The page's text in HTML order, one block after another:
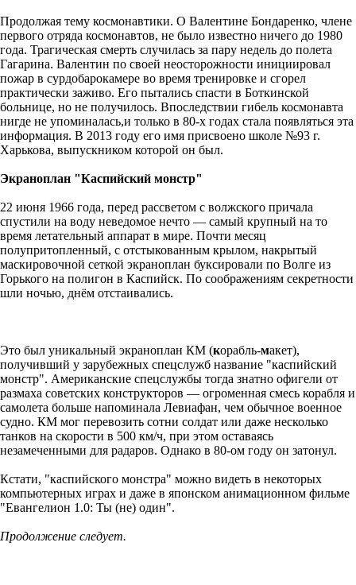
Продолжая тему космонавтики. О Валентине Бондаренко, члене
первого отряда космонавтов, не было известно ничего до 1980
года. Трагическая смерть случилась за пару недель до полета
Гагарина. Валентин по своей неосторожности инициировал
пожар в сурдобарокамере во время тренировке и сгорел
практически заживо. Его пытались спасти в Боткинской
больнице, но не получилось. Впоследствии гибель космонавта
нигде не упоминалась,и только в 80-х годах стала появляться эта
информация. В 2013 году его имя присвоено школе №93 г.
Харькова, выпускником которой он был.
Экраноплан "Каспийский монстр"
22 июня 1966 года, перед рассветом с волжского причала
спустили на воду неведомое нечто — самый крупный на то
время летательный аппарат в мире. Почти месяц
полупритопленный, с отстыкованным крылом, накрытый
маскировочной сеткой экраноплан буксировали по Волге из
Горького на полигон в Каспийск. По соображениям секретности
шли ночью, днём отстаивались.
Это был уникальный экраноплан КМ (корабль-макет),
получивший у зарубежных спецслужб название "каспийский
монстр". Американские спецслужбы тогда знатно офигели от
размаха советских конструкторов — огроменная смесь корабля и
самолета больше напоминала Левиафан, чем обычное военное
судно. КМ мог перевозить сотни солдат или даже несколько
танков на скорости в 500 км/ч, при этом оставаясь
незамеченными для радаров. Однако в 80-ом году он затонул.
Кстати, "каспийского монстра" можно видеть в некоторых
компьютерных играх и даже в японском анимационном фильме
"Евангелион 1.0: Ты (не) один".
Продолжение следует.